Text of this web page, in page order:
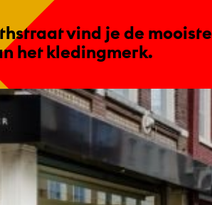
vind je de mooiste
het kledingmerk.